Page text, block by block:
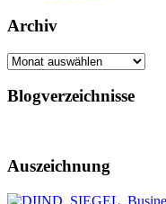
Archiv
Archiv
Blogverzeichnisse
Auszeichnung